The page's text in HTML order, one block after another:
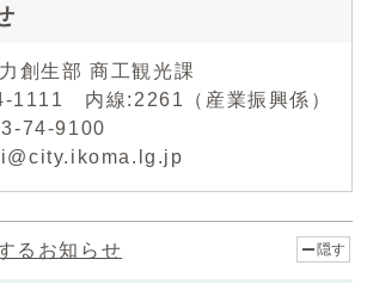
創生部 商工観光課
1111 内線:2261（産業振興係）
74-9100
るお知らせ 隠す